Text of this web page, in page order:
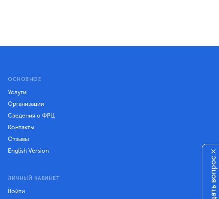
ОСНОВНОЕ
Услуги
Организации
Сведения о ФРЦ
Контакты
Отзывы
English Version
ЛИЧНЫЙ КАБИНЕТ
Войти Задать вопрос
×